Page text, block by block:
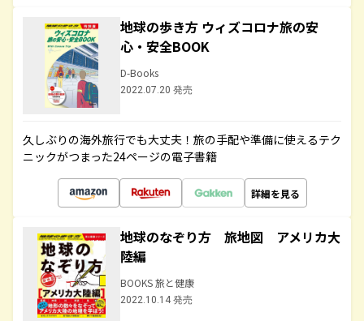
地球の歩き方 ウィズコロナ旅の安
心・安全BOOK
D-Books
2022.07.20 発売
久しぶりの海外旅行でも大丈夫！旅の手配や準備に使えるテク
ニックがつまった24ページの電子書籍
詳細を見る
地球のなぞり方 旅地図 アメリカ大
陸編
BOOKS 旅と健康
2022.10.14 発売